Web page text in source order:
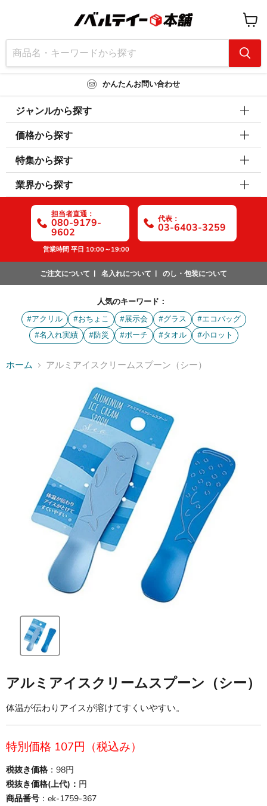
カ
ー
ト
を
見
かんたんお問い合わせ
ジャンルから探す
価格から探す
特集から探す
業界から探す
担当者直通：
080-9179-
9602
代表：
03-6403-3259
営業時間 平日 10:00～19:00
ご注文について 名入れについて のし・包装について
人気のキーワード：
#アクリル
#おちょこ #展示会 #グラス
#エコバッグ
#名入れ実績
#防災 #ポーチ #タオル #小ロット
ホーム アルミアイスクリームスプーン（シー）
アルミアイスクリームスプーン（シー）
体温が伝わりアイスが溶けてすくいやすい。
現在の価格
特別価格 107円（税込み）
税抜き価格 ：98円
税抜き価格(上代)： 円
商品番号 ：ek-1759-367